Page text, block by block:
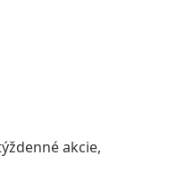
akcie,